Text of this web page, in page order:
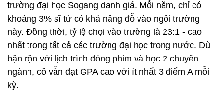
trường đại học Sogang danh giá. Mỗi năm, chỉ có
khoảng 3% sĩ tử có khả năng đỗ vào ngôi trường
này. Đồng thời, tỷ lệ chọi vào trường là 23:1 - cao
nhất trong tất cả các trường đại học trong nước. Dù
bận rộn với lịch trình đóng phim và học 2 chuyên
ngành, cô vẫn đạt GPA cao với ít nhất 3 điểm A mỗi
kỳ.